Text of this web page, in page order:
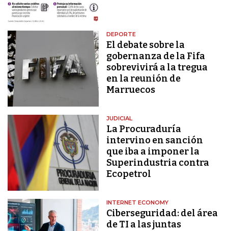
DEPORTE
El debate sobre la
gobernanza de la Fifa
sobrevivirá a la tregua
en la reunión de
Marruecos
JUDICIAL
La Procuraduría
intervino en sanción
que iba a imponer la
Superindustria contra
Ecopetrol
INTERNET ECONOMY
Ciberseguridad: del área
de TI a las juntas